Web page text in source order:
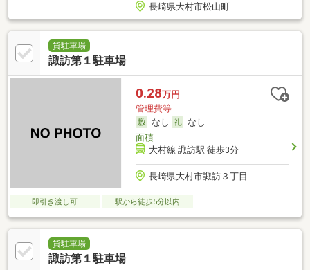
長崎県大村市松山町
貸駐車場
諏訪第１駐車場
0.28万円
管理費等-
なし
なし
面積-
大村線 諏訪駅 徒歩3分
長崎県大村市諏訪３丁目
即引き渡し可 駅から徒歩5分以内
貸駐車場
諏訪第１駐車場